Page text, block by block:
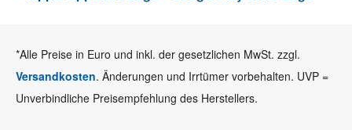
*Alle Preise in Euro und inkl. der gesetzlichen MwSt. zzgl.
Versandkosten. Änderungen und Irrtümer vorbehalten. UVP =
Unverbindliche Preisempfehlung des Herstellers.